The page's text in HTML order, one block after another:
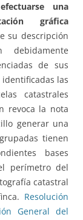
una
gráfica
su descripción
debidamente
de sus
las
catastrales
revoca la nota
generar una
tienen
bases
perímetro del
catastral
Resolución
General del